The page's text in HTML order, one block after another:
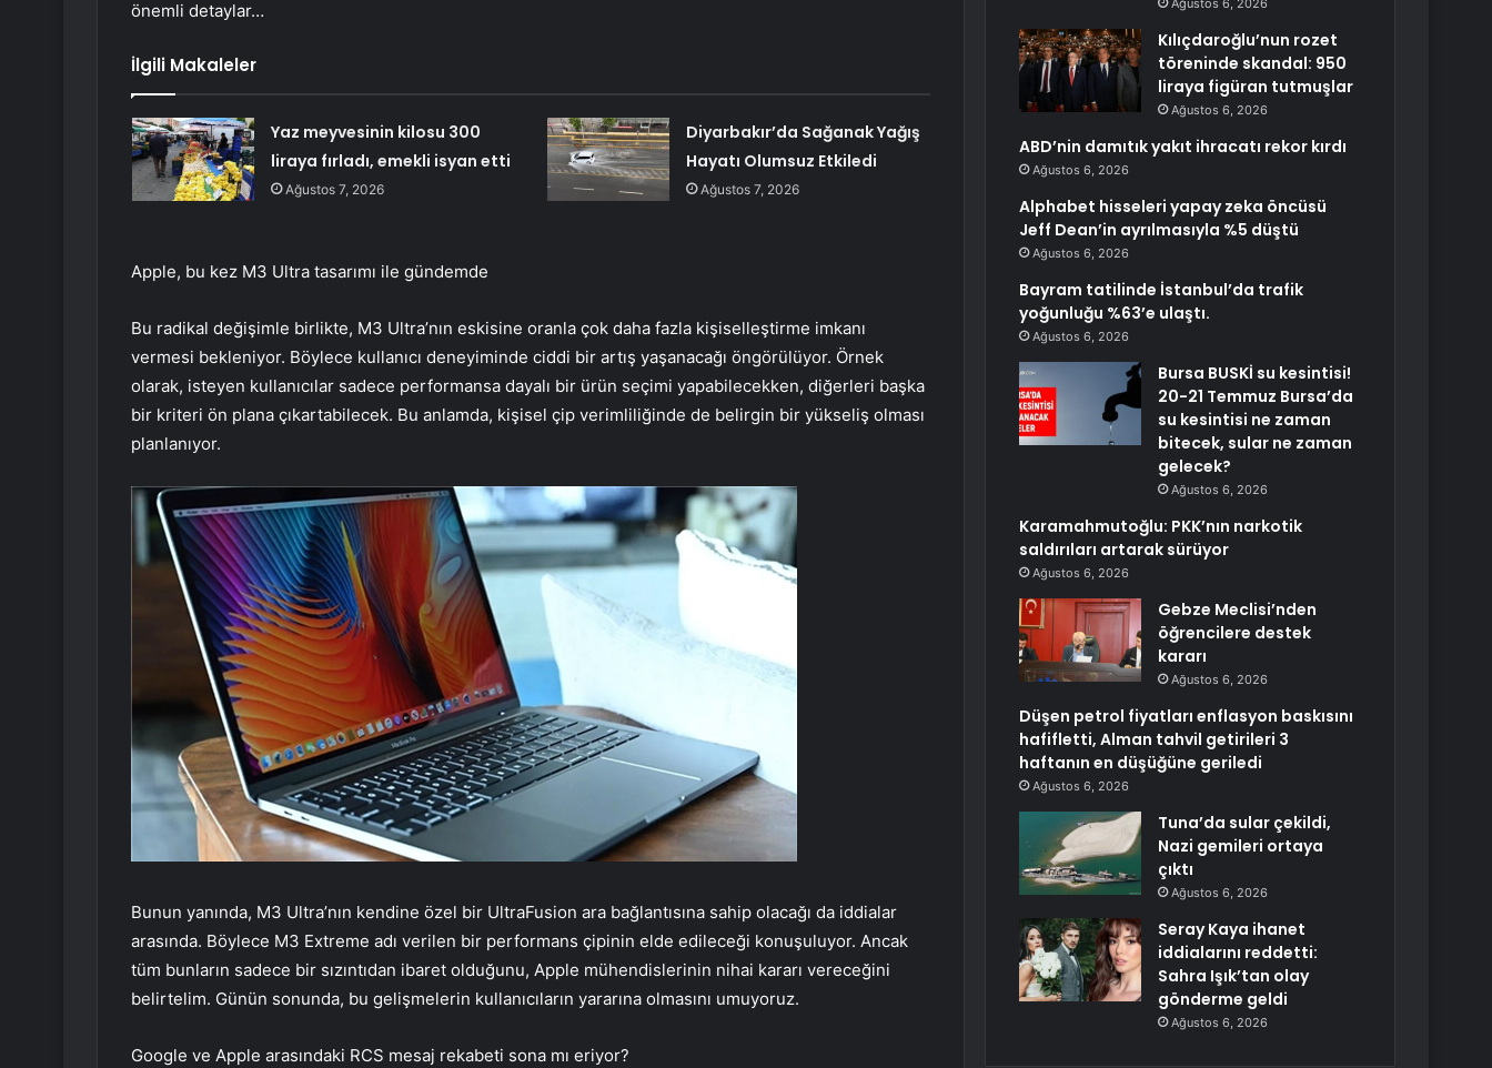
önemli detaylar…
İlgili Makaleler
Yaz meyvesinin kilosu 300
liraya fırladı, emekli isyan etti
Ağustos 7, 2026
Diyarbakır’da Sağanak Yağış
Hayatı Olumsuz Etkiledi
Ağustos 7, 2026
Apple, bu kez M3 Ultra tasarımı ile gündemde
Bu radikal değişimle birlikte, M3 Ultra’nın eskisine oranla çok daha fazla kişiselleştirme imkanı
vermesi bekleniyor. Böylece kullanıcı deneyiminde ciddi bir artış yaşanacağı öngörülüyor. Örnek
olarak, isteyen kullanıcılar sadece performansa dayalı bir ürün seçimi yapabilecekken, diğerleri başka
bir kriteri ön plana çıkartabilecek. Bu anlamda, kişisel çip verimliliğinde de belirgin bir yükseliş olması
planlanıyor.
Bunun yanında, M3 Ultra’nın kendine özel bir UltraFusion ara bağlantısına sahip olacağı da iddialar
arasında. Böylece M3 Extreme adı verilen bir performans çipinin elde edileceği konuşuluyor. Ancak
tüm bunların sadece bir sızıntıdan ibaret olduğunu, Apple mühendislerinin nihai kararı vereceğini
belirtelim. Günün sonunda, bu gelişmelerin kullanıcıların yararına olmasını umuyoruz.
Google ve Apple arasındaki RCS mesaj rekabeti sona mı eriyor?
Ağustos 6, 2026
Kılıçdaroğlu’nun rozet
töreninde skandal: 950
liraya figüran tutmuşlar
Ağustos 6, 2026
ABD’nin damıtık yakıt ihracatı rekor kırdı
Ağustos 6, 2026
Alphabet hisseleri yapay zeka öncüsü
Jeff Dean’in ayrılmasıyla %5 düştü
Ağustos 6, 2026
Bayram tatilinde İstanbul’da trafik
yoğunluğu %63’e ulaştı.
Ağustos 6, 2026
Bursa BUSKİ su kesintisi!
20-21 Temmuz Bursa’da
su kesintisi ne zaman
bitecek, sular ne zaman
gelecek?
Ağustos 6, 2026
Karamahmutoğlu: PKK’nın narkotik
saldırıları artarak sürüyor
Ağustos 6, 2026
Gebze Meclisi’nden
öğrencilere destek
kararı
Ağustos 6, 2026
Düşen petrol fiyatları enflasyon baskısını
hafifletti, Alman tahvil getirileri 3
haftanın en düşüğüne geriledi
Ağustos 6, 2026
Tuna’da sular çekildi,
Nazi gemileri ortaya
çıktı
Ağustos 6, 2026
Seray Kaya ihanet
iddialarını reddetti:
Sahra Işık’tan olay
gönderme geldi
Ağustos 6, 2026